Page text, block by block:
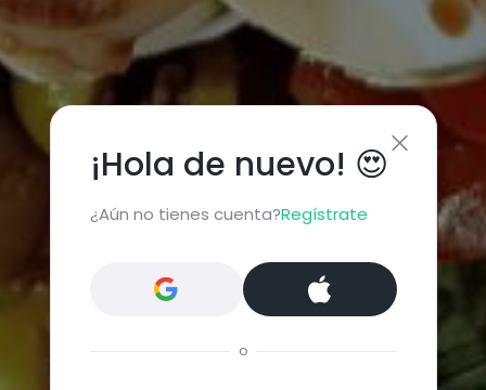
¡Hola de nuevo! 😍
¿Aún no tienes cuenta?Regístrate
o